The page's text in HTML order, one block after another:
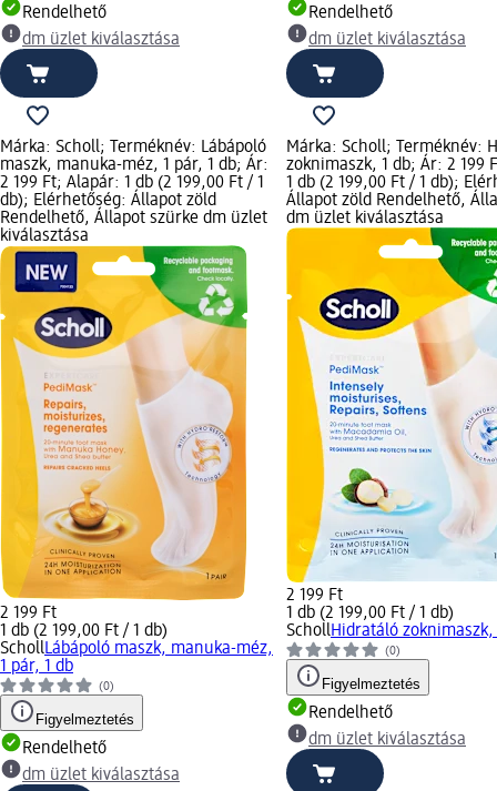
Rendelhető
dm üzlet kiválasztása
Rendelhető
dm üzlet kiválasztása
Márka: Scholl; Terméknév: Lábápoló
maszk, manuka-méz, 1 pár, 1 db; Ár:
2 199 Ft; Alapár: 1 db (2 199,00 Ft / 1
db); Elérhetőség: Állapot zöld
Rendelhető, Állapot szürke dm üzlet
kiválasztása
2 199 Ft
1 db (2 199,00 Ft / 1 db)
SchollLábápoló maszk, manuka-méz,
1 pár, 1 db
(0)
Figyelmeztetés
Rendelhető
dm üzlet kiválasztása
Márka: Scholl; Terméknév:
zoknimaszk, 1 db; Ár: 2 199
1 db (2 199,00 Ft / 1 db);
Állapot zöld Rendelhető,
dm üzlet kiválasztása
2 199 Ft
1 db (2 199,00 Ft / 1 db)
SchollHidratáló zoknimaszk,
(0)
Figyelmeztetés
Rendelhető
dm üzlet kiválasztása